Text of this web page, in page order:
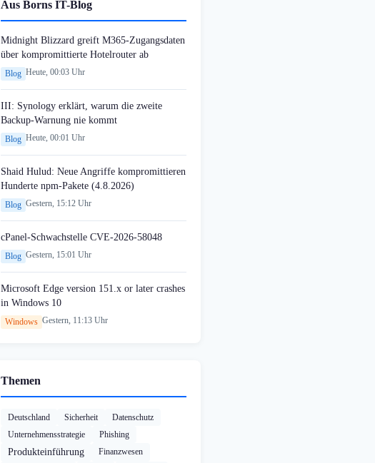
Aus Borns IT-Blog
Midnight Blizzard greift M365-Zugangsdaten
über kompromittierte Hotelrouter ab
Blog Heute, 00:03 Uhr
III: Synology erklärt, warum die zweite
Backup-Warnung nie kommt
Blog Heute, 00:01 Uhr
Shaid Hulud: Neue Angriffe kompromittieren
Hunderte npm-Pakete (4.8.2026)
Blog Gestern, 15:12 Uhr
cPanel-Schwachstelle CVE-2026-58048
Blog Gestern, 15:01 Uhr
Microsoft Edge version 151.x or later crashes
in Windows 10
Windows Gestern, 11:13 Uhr
Themen
Deutschland Sicherheit
Datenschutz
Unternehmensstrategie
Phishing
Produkteinführung Finanzwesen